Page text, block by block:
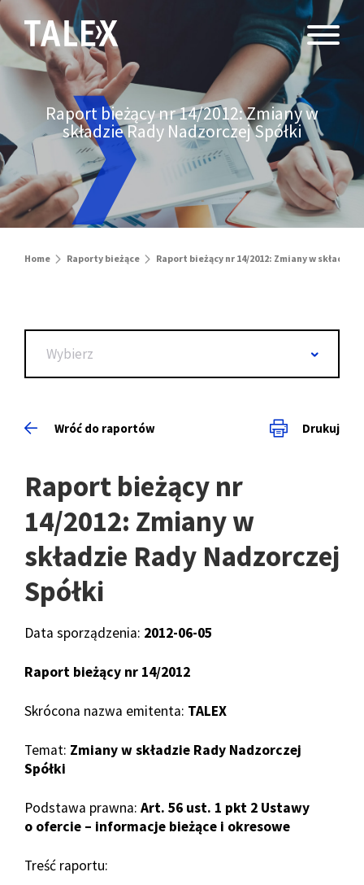
Raport bieżący nr 14/2012: Zmiany w
składzie Rady Nadzorczej Spółki
Home Raporty bieżące Raport bieżący nr 14/2012: Zmiany w składzie
Wybierz
Wróć do raportów Drukuj
Raport bieżący nr
14/2012: Zmiany w
składzie Rady Nadzorczej
Spółki
Data sporządzenia: 2012-06-05
Raport bieżący nr 14/2012
Skrócona nazwa emitenta: TALEX
Temat: Zmiany w składzie Rady Nadzorczej
Spółki
Podstawa prawna: Art. 56 ust. 1 pkt 2 Ustawy
o ofercie – informacje bieżące i okresowe
Treść raportu: